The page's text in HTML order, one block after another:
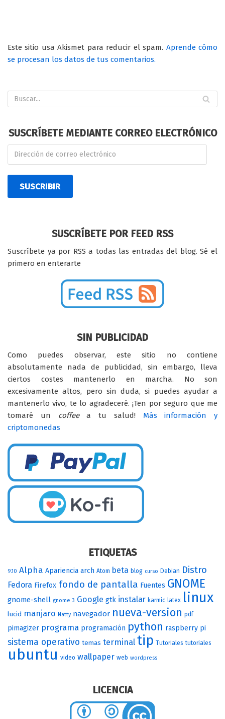
Este sitio usa Akismet para reducir el spam. Aprende cómo
se procesan los datos de tus comentarios.
SUSCRÍBETE MEDIANTE CORREO ELECTRÓNICO
SUSCRIBIR
SUSCRÍBETE POR FEED RSS
Suscríbete ya por RSS a todas las entradas del blog. Sé el
primero en enterarte
SIN PUBLICIDAD
Como puedes observar, este sitio no contiene
absolutamente nada de publicidad, sin embargo, lleva
ciertos costes mantenerlo en marcha. No son
excesivamente altos, pero sin duda, si puedes ayudar a
mantenerlo vivo, te lo agradeceré. ¡Ten por seguro que me
tomaré un coffeea tu salud! Más información y
criptomonedas
ETIQUETAS
9.10 Alpha Apariencia arch Atom beta blog curso Debian Distro
Fedora Firefox fondo de pantalla Fuentes GNOME
gnome-shell gnome 3 Google gtk instalar karmic latex linux
lucid manjaro Natty navegador nueva-version pdf
pimagizer programa programación python raspberry pi
sistema operativo temas terminal tip Tutoriales tutoriales
ubuntu video wallpaper web wordpress
LICENCIA